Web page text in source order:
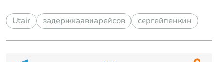
Utair задержкаавиарейсов сергейпенкин